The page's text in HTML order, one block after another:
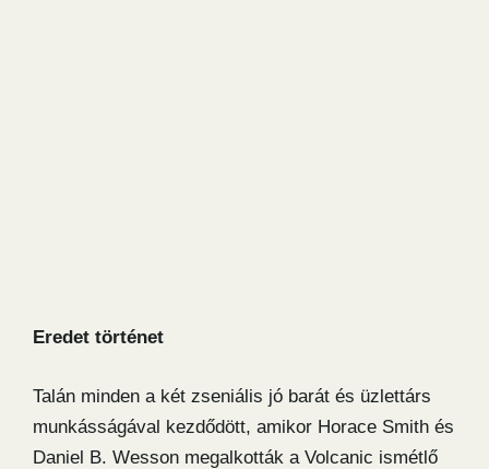
Eredet történet
Talán minden a két zseniális jó barát és üzlettárs
munkásságával kezdődött, amikor Horace Smith és
Daniel B. Wesson megalkották a Volcanic ismétlő